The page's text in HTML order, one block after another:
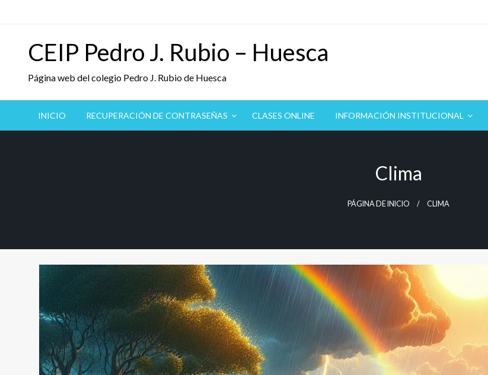
al
CEIP Pedro J. Rubio – Huesca
Página web del colegio Pedro J. Rubio de Huesca
INICIO RECUPERACIÓN DE CONTRASEÑAS CLASES ONLINE INFORMACIÓN INSTITUCIONAL
Clima
PÁGINA DE INICIO CLIMA